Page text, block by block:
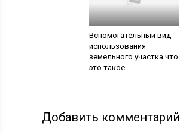
Вспомогательный вид
использования
земельного участка что
это такое
Добавить комментарий